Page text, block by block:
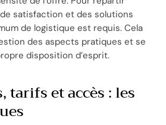
satisfaction et des solutions
de logistique est requis. Cela
des aspects pratiques et se
disposition d’esprit.
et accès : les